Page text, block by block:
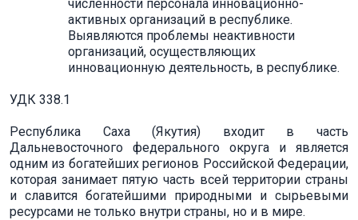
численности персонала инновационно-
активных организаций в республике.
Выявляются проблемы неактивности
организаций, осуществляющих
инновационную деятельность, в республике.
УДК 338.1
Республика Саха (Якутия) входит в часть
Дальневосточного федерального округа и является
одним из богатейших регионов Российской Федерации,
которая занимает пятую часть всей территории страны
и славится богатейшими природными и сырьевыми
ресурсами не только внутри страны, но и в мире.